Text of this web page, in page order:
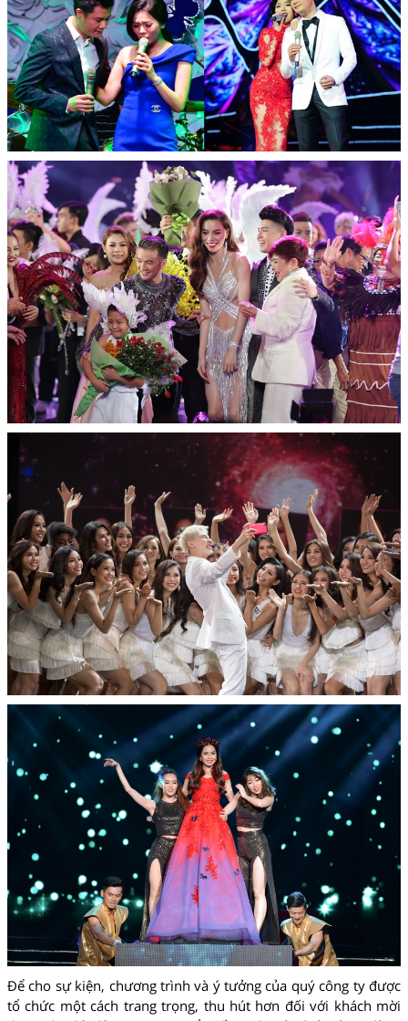
Để cho sự kiện, chương trình và ý tưởng của quý công ty được
tổ chức một cách trang trọng, thu hút hơn đối với khách mời